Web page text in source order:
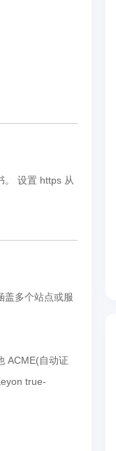
设置 https 从
多个站点或服
ACME(自动证
true-